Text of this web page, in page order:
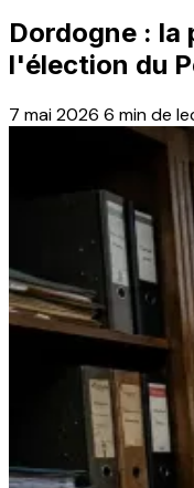
Dordogne :
l'élection du
7 mai 2026 6 min de